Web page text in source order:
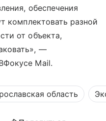
обеспечения
комплектовать разной
от объекта,
—
Mail.
область